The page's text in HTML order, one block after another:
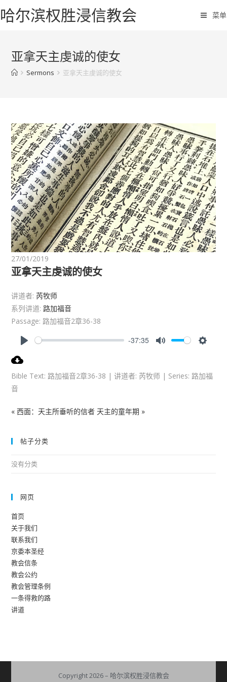
哈尔滨权胜浸信教会 菜单
亚拿天主虔诚的使女
Sermons 亚拿天主虔诚的使女
27/01/2019
亚拿天主虔诚的使女
讲道者: 芮牧师
系列讲道: 路加福音
Passage: 路加福音2章36-38
a
-37:35
t
Bible Text: 路加福音2章36-38 | 讲道者: 芮牧师 | Series: 路加福
音
« 西面：天主所垂听的信者 天主的童年期 »
帖子分类
没有分类
网页
首页
关于我们
联系我们
京委本圣经
教会信条
教会公约
教会管理条例
一条得救的路
讲道
Copyright 2026 – 哈尔滨权胜浸信教会